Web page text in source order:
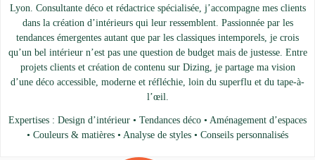
Lyon. Consultante déco et rédactrice spécialisée, j’accompagne mes clients
dans la création d’intérieurs qui leur ressemblent. Passionnée par les
tendances émergentes autant que par les classiques intemporels, je crois
qu’un bel intérieur n’est pas une question de budget mais de justesse. Entre
projets clients et création de contenu sur Dizing, je partage ma vision
d’une déco accessible, moderne et réfléchie, loin du superflu et du tape-à-
l’œil.
Expertises : Design d’intérieur • Tendances déco • Aménagement d’espaces
• Couleurs & matières • Analyse de styles • Conseils personnalisés